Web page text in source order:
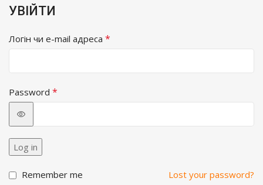
УВІЙТИ
Логін чи e-mail адреса *
Password *
Log in
Lost your password?
Remember me